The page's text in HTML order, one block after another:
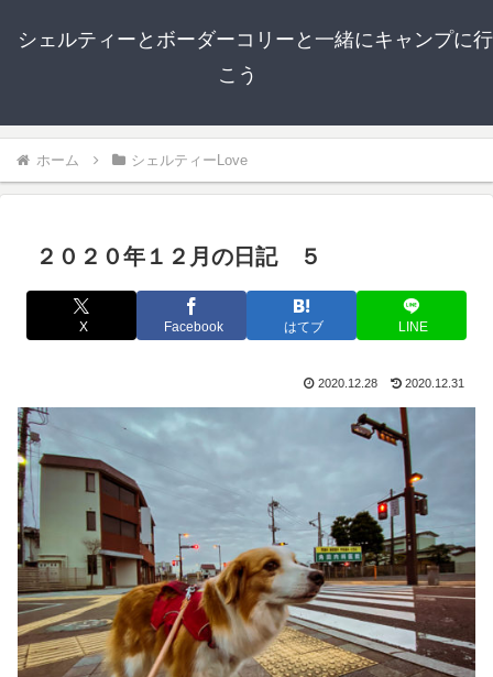
シェルティーとボーダーコリーと一緒にキャンプに行
こう
ホーム シェルティーLove
２０２０年１２月の日記 ５
X Facebook はてブ LINE
2020.12.28 2020.12.31